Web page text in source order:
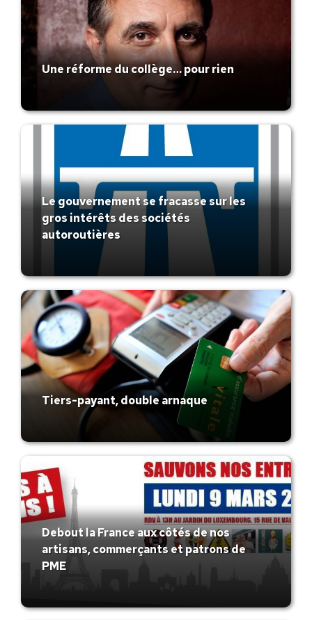
Une réforme du collège… pour rien
Le gouvernement se fracasse sur les
gros intérêts des sociétés
autoroutières
Tiers-payant, double arnaque
Debout la France aux côtés de nos
artisans, commerçants et patrons de
PME